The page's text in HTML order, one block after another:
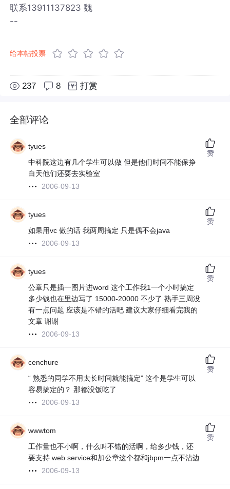
联系13911137823 魏
--
给本帖投票
237 8 打赏
全部评论
tyues
中科院这边有几个学生可以做 但是他们时间不能保挣
白天他们还要去实验室
2006-09-13
赞
tyues
如果用vc 做的话 我两周搞定 只是偶不会java
2006-09-13
赞
tyues
公章只是插一图片进word 这个工作我1一个小时搞定
多少钱也在里边写了 15000-20000 不少了 熟手三周没
有一点问题 应该是不错的活吧 建议大家仔细看完我的
文章 谢谢
2006-09-13
赞
cenchure
“ 熟悉的同学不用太长时间就能搞定” 这个是学生可以
容易搞定的？ 那都没饭吃了
2006-09-13
赞
wwwtom
工作量也不小啊，什么叫不错的活啊，给多少钱，还
要支持 web service和加公章这个都和jbpm一点不沾边
2006-09-13
赞